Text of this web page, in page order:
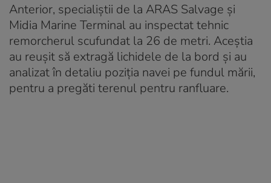
Anterior, specialiștii de la ARAS Salvage și
Midia Marine Terminal au inspectat tehnic
remorcherul scufundat la 26 de metri. Aceștia
au reușit să extragă lichidele de la bord și au
analizat în detaliu poziția navei pe fundul mării,
pentru a pregăti terenul pentru ranfluare.